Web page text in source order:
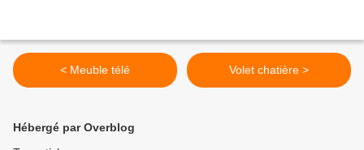
< Meuble télé Volet chatière >
Hébergé par Overblog